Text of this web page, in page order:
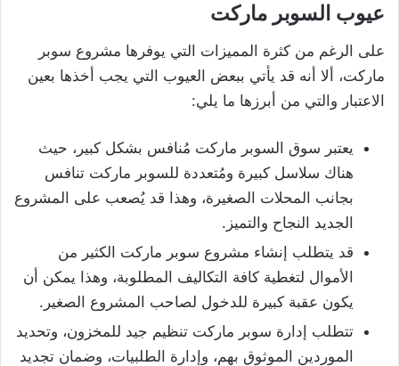
عيوب السوبر ماركت
على الرغم من كثرة المميزات التي يوفرها مشروع سوبر
ماركت، ألا أنه قد يأتي ببعض العيوب التي يجب أخذها بعين
الاعتبار والتي من أبرزها ما يلي:
يعتبر سوق السوبر ماركت مُنافس بشكل كبير، حيث
هناك سلاسل كبيرة ومُتعددة للسوبر ماركت تنافس
بجانب المحلات الصغيرة، وهذا قد يُصعب على المشروع
الجديد النجاح والتميز.
قد يتطلب إنشاء مشروع سوبر ماركت الكثير من
الأموال لتغطية كافة التكاليف المطلوبة، وهذا يمكن أن
يكون عقبة كبيرة للدخول لصاحب المشروع الصغير.
تتطلب إدارة سوبر ماركت تنظيم جيد للمخزون، وتحديد
الموردين الموثوق بهم، وإدارة الطلبيات، وضمان تجديد